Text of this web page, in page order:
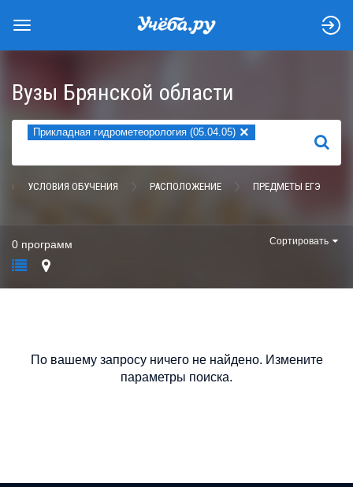
Вузы Брянской области
Прикладная гидрометеорология (05.04.05) ×
НАЙТИ
УСЛОВИЯ ОБУЧЕНИЯ РАСПОЛОЖЕНИЕ ПРЕДМЕТЫ ЕГЭ
0 программ Сортировать
По вашему запросу ничего не найдено. Измените
параметры поиска.